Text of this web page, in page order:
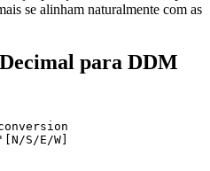
se alinham naturalmente com as
para DDM
S/E/W]